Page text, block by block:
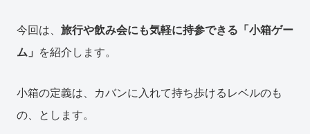
今回は、 旅行や飲み会にも気軽に持参できる「小箱ゲー
ム」 を紹介します。
小箱の定義は、カバンに入れて持ち歩けるレベルのも
の、とします。